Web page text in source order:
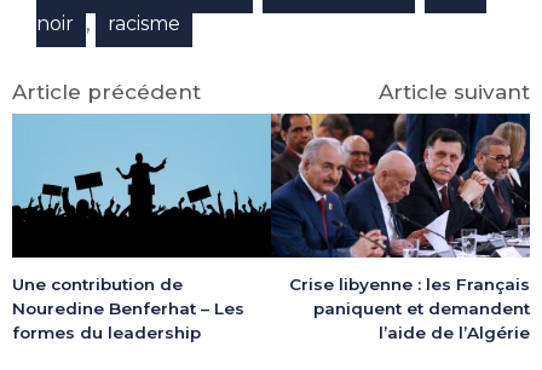
noir , racisme
Article précédent
Une contribution de
Nouredine Benferhat – Les
formes du leadership
Article suivant
Crise libyenne : les Français
paniquent et demandent
l’aide de l’Algérie